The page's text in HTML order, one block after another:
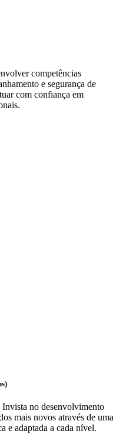
competências
e segurança de
com confiança em
no desenvolvimento
mais novos através de uma
e adaptada a cada nível.